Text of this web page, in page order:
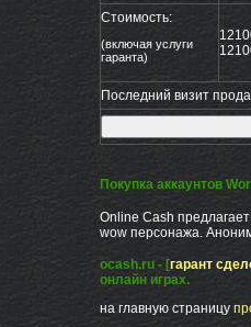
Стоимость:
(включая услуги
гаранта)
Последний визит
Покупка аккаунтов
Online Cash
wow персонажа.
ocash.ru - [гарант
онлайн играх.
на главную страницу